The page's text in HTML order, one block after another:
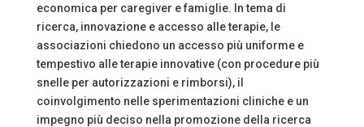
economica per caregiver e famiglie. In tema di
ricerca, innovazione e accesso alle terapie, le
associazioni chiedono un accesso più uniforme e
tempestivo alle terapie innovative (con procedure più
snelle per autorizzazioni e rimborsi), il
coinvolgimento nelle sperimentazioni cliniche e un
impegno più deciso nella promozione della ricerca